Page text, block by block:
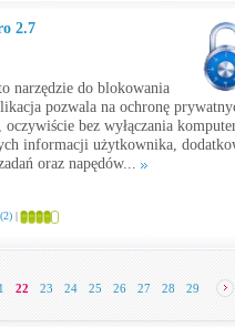
2.7
narzędzie do blokowania
pozwala na ochronę
bez wyłączania
informacji użytkownika,
oraz napędów...
(2) |
22 23 24 25 26 27 28 29